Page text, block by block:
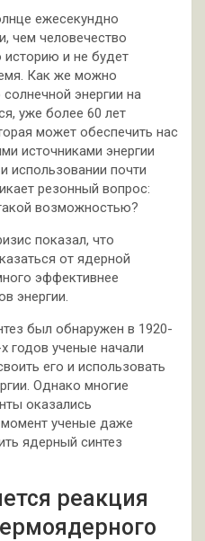
ежесекундно
чем человечество
и не будет
Как же можно
энергии на
уже более 60 лет
может обеспечить нас
источниками энергии
использовании почти
резонный вопрос:
возможностью?
показал, что
от ядерной
эффективнее
энергии.
был обнаружен в 1920-
годов ученые начали
его и использовать
Однако многие
оказались
ученые даже
ядерный синтез
реакция